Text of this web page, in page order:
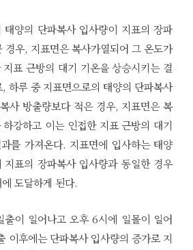
양의 단파복사 입사량이 지표의 장파
경우, 지표면은 복사가열되어 그 온도가
표 근방의 대기 기온을 상승시키는 결
하루 중 지표면으로의 태양의 단파복사
사 방출량보다 적은 경우, 지표면은 복
강하고 이는 인접한 지표 근방의 대기
를 가져온다. 지표면에 입사하는 태양
표의 장파복사 입사량과 동일한 경우
도달하게 된다.
이 일어나고 오후 6시에 일몰이 일어
이후에는 단파복사 입사량의 증가로 지